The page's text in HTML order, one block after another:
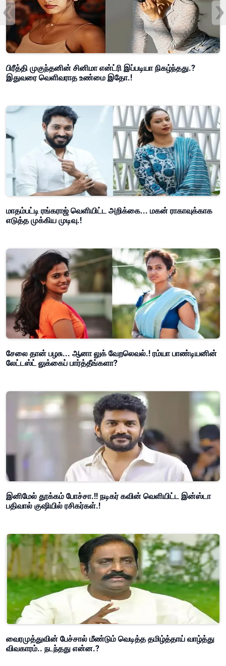
பிரீத்தி முகுந்தனின் சினிமா என்ட்ரி இப்படியா நிகழ்ந்தது.?
இதுவரை வெளிவராத உண்மை இதோ.!
மாதம்பட்டி ரங்கராஜ் வெளியிட்ட அறிக்கை... மகன் ராகாவுக்காக
எடுத்த முக்கிய முடிவு.!
சேலை தான் பழசு... ஆனா லுக் வேறலெவல்.! ரம்யா பாண்டியனின்
லேட்டஸ்ட் லுக்கைப் பார்த்தீங்களா?
இனிமேல் தூக்கம் போச்சா.!! நடிகர் கவின் வெளியிட்ட இன்ஸ்டா
பதிவால் குஷியில் ரசிகர்கள்.!
வைரமுத்துவின் பேச்சால் மீண்டும் வெடித்த தமிழ்த்தாய் வாழ்த்து
விவகாரம்.. நடந்தது என்ன.?